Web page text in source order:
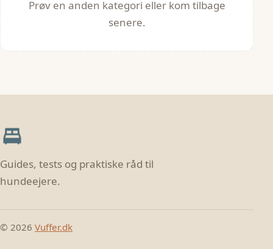
Prøv en anden kategori eller kom tilbage
senere.
Guides, tests og praktiske råd til
hundeejere.
© 2026 Vuffer.dk